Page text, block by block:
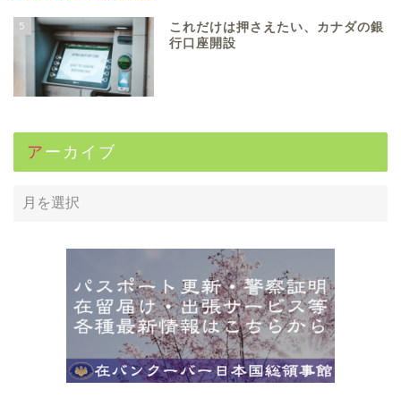
5
これだけは押さえたい、カナダの銀
行口座開設
アーカイブ